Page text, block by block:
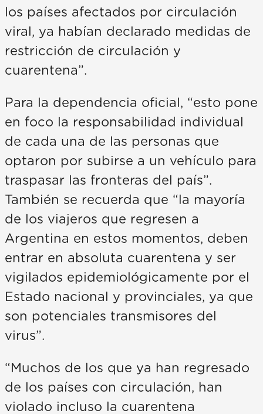
los países afectados por circulación
viral, ya habían declarado medidas de
restricción de circulación y
cuarentena”.
Para la dependencia oficial, “esto pone
en foco la responsabilidad individual
de cada una de las personas que
optaron por subirse a un vehículo para
traspasar las fronteras del país”.
También se recuerda que “la mayoría
de los viajeros que regresen a
Argentina en estos momentos, deben
entrar en absoluta cuarentena y ser
vigilados epidemiológicamente por el
Estado nacional y provinciales, ya que
son potenciales transmisores del
virus”.
“Muchos de los que ya han regresado
de los países con circulación, han
violado incluso la cuarentena